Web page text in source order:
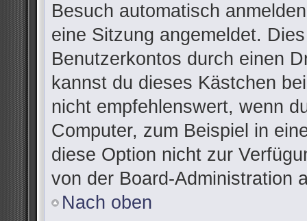
Besuch automatisch
eine Sitzung angemeldet.
Benutzerkontos durch einen
kannst du dieses Kästchen
nicht empfehlenswert, wenn
Computer, zum Beispiel in
diese Option nicht zur
von der Board-Administration
Nach oben